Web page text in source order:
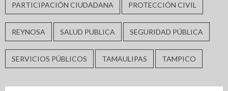
PARTICIPACIÓN CIUDADANA PROTECCIÓN CIVIL
REYNOSA SALUD PUBLICA SEGURIDAD PÚBLICA
SERVICIOS PÚBLICOS TAMAULIPAS TAMPICO